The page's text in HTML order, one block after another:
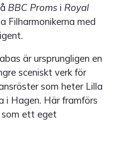
BBC Proms i Royal
Filharmonikerna med
är ursprungligen en
sceniskt verk för
som heter Lilla
i Hagen. Här framförs
ett eget